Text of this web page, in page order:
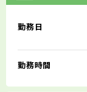
勤務日
勤務時間